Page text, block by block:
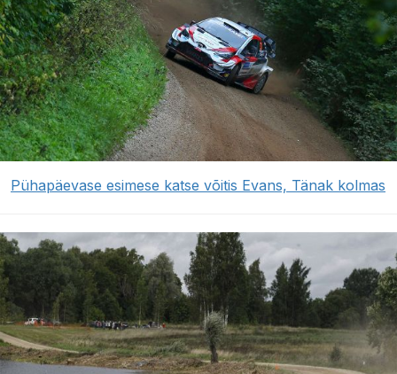
Pühapäevase esimese katse võitis Evans, Tänak kolmas